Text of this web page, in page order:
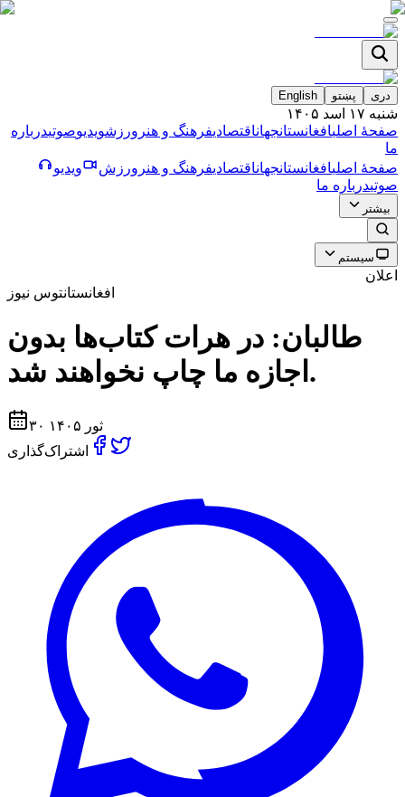
دری پښتو English
شنبه ۱۷ اسد ۱۴۰۵
صفحۀ اصلیافغانستانجهاناقتصادیفرهنگ و هنر ورزشویدیوصوتیدرباره
ما
صفحۀ اصلیافغانستانجهاناقتصادیفرهنگ و هنر ورزش
ویدیو
صوتیدرباره ما
بیشتر
سیستم
اعلان
افغانستانتوس نیوز
طالبان: در هرات کتاب‌ها بدون
اجازه ما چاپ نخواهند شد.
۳۰ ثور ۱۴۰۵
اشتراک‌گذاری